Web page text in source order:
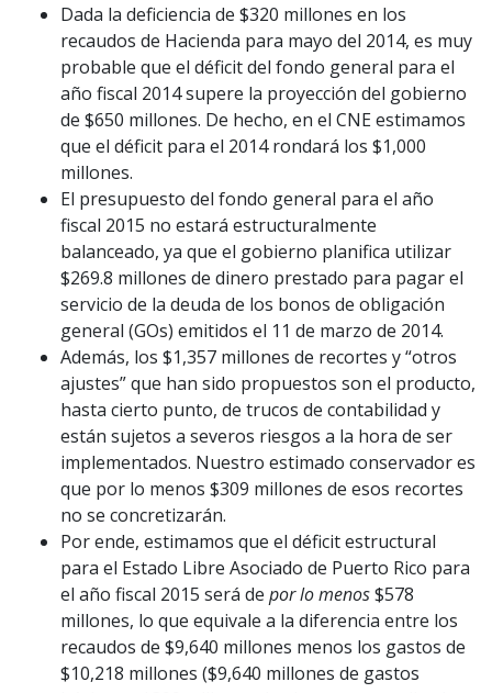
Dada la deficiencia de $320 millones en los
recaudos de Hacienda para mayo del 2014, es muy
probable que el déficit del fondo general para el
año fiscal 2014 supere la proyección del gobierno
de $650 millones. De hecho, en el CNE estimamos
que el déficit para el 2014 rondará los $1,000
millones.
El presupuesto del fondo general para el año
fiscal 2015 no estará estructuralmente
balanceado, ya que el gobierno planifica utilizar
$269.8 millones de dinero prestado para pagar el
servicio de la deuda de los bonos de obligación
general (GOs) emitidos el 11 de marzo de 2014.
Además, los $1,357 millones de recortes y “otros
ajustes” que han sido propuestos son el producto,
hasta cierto punto, de trucos de contabilidad y
están sujetos a severos riesgos a la hora de ser
implementados. Nuestro estimado conservador es
que por lo menos $309 millones de esos recortes
no se concretizarán.
Por ende, estimamos que el déficit estructural
para el Estado Libre Asociado de Puerto Rico para
el año fiscal 2015 será de por lo menos$578
millones, lo que equivale a la diferencia entre los
recaudos de $9,640 millones menos los gastos de
$10,218 millones ($9,640 millones de gastos